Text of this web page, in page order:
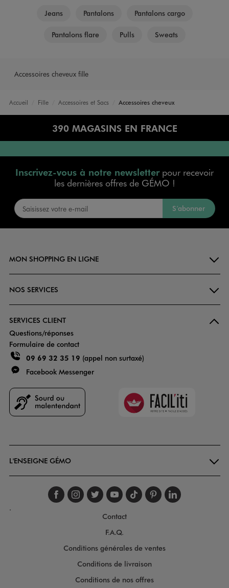
Jeans Pantalons Pantalons cargo
Pantalons flare Pulls Sweats
Accessoires cheveux fille
Accueil Fille Accessoires et Sacs Accessoires cheveux
390 MAGASINS EN FRANCE
Inscrivez-vous à notre newsletterpour recevoir
les dernières offres de GÉMO !
S’abonner
MON SHOPPING EN LIGNE
NOS SERVICES
SERVICES CLIENT
Questions/réponses
Formulaire de contact
09 69 32 35 19 (appel non surtaxé)
Facebook Messenger
Faciliti
L'ENSEIGNE GÉMO
Suivez-nous sur
Suivez-nous sur
Suivez-nous sur
Suivez-nous
Suivez-nous
Suivez-
.
Contact
F.A.Q.
Conditions générales de ventes
Conditions de livraison
Conditions de nos offres